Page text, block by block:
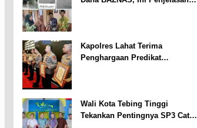
Kapolres Lahat Terima
Penghargaan Predikat
Wali Kota Tebing Tinggi
Tekankan Pentingnya SP3 Catin